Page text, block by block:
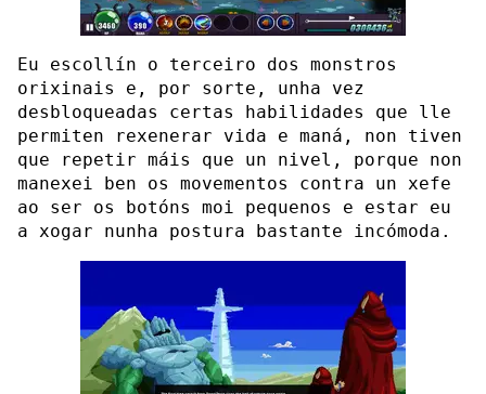
Eu escollín o terceiro dos monstros
orixinais e, por sorte, unha vez
desbloqueadas certas habilidades que lle
permiten rexenerar vida e maná, non tiven
que repetir máis que un nivel, porque non
manexei ben os movementos contra un xefe
ao ser os botóns moi pequenos e estar eu
a xogar nunha postura bastante incómoda.